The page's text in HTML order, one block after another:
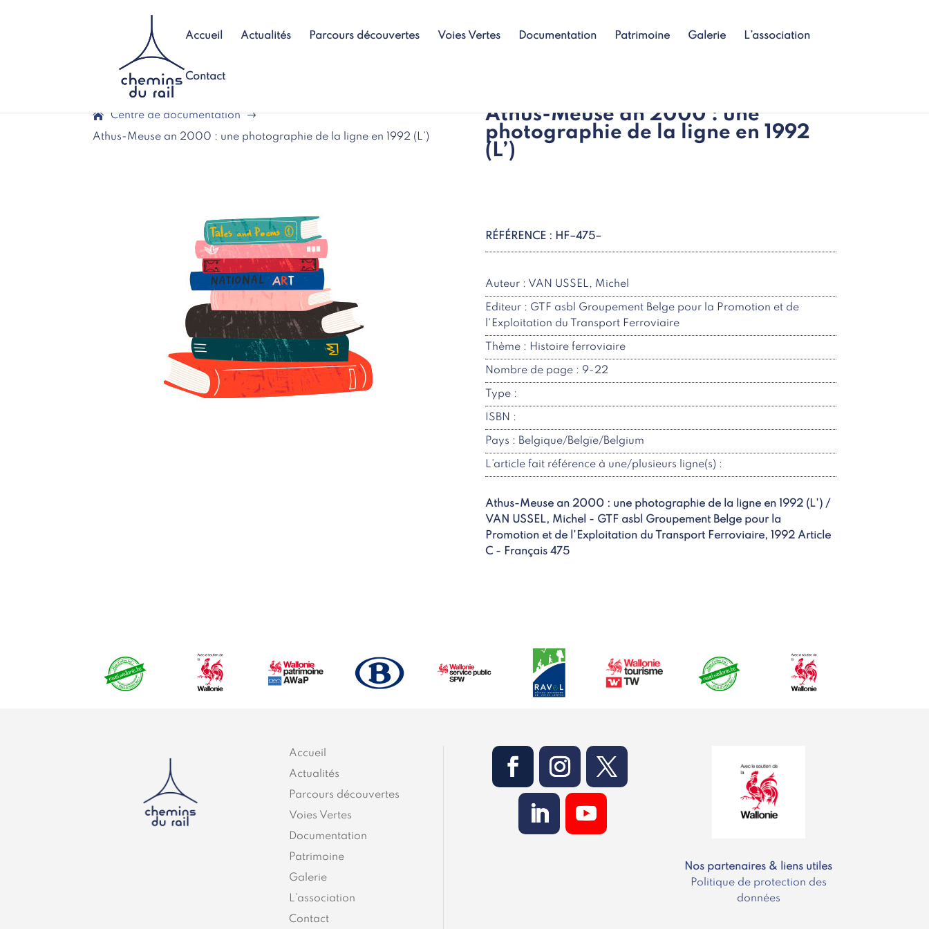
Accueil Actualités Parcours découvertes Voies Vertes Documentation Patrimoine Galerie L’association
Contact
Centre de documentation $
Athus-Meuse an 2000 : une photographie de la ligne en 1992 (L’)
Athus-Meuse an 2000 : une
photographie de la ligne en 1992
(L’)
RÉFÉRENCE : HF–475–
Auteur : VAN USSEL, Michel
Editeur : GTF asbl Groupement Belge pour la Promotion et de
l'Exploitation du Transport Ferroviaire
Thème : Histoire ferroviaire
Nombre de page : 9-22
Type :
ISBN :
Pays : Belgique/Belgïe/Belgium
L’article fait référence à une/plusieurs ligne(s) :
Athus-Meuse an 2000 : une photographie de la ligne en 1992 (L') /
VAN USSEL, Michel - GTF asbl Groupement Belge pour la
Promotion et de l'Exploitation du Transport Ferroviaire, 1992 Article
C - Français 475
Accueil
Actualités
Parcours découvertes
Voies Vertes
Documentation
Patrimoine
Galerie
L’association
Contact
Nos partenaires & liens utiles
Politique de protection des
données